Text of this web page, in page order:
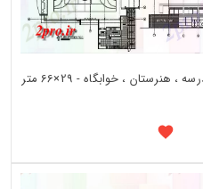
دانلود نقشه دانشگاه ، آموزشکده ، مدرسه ، هنرستان ، خوابگاه - 29×66 متر